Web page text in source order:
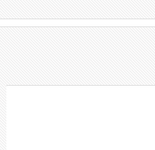
構造化トレー
上げおよび
設備整備お
加組織は、
選定された
安全性を追跡
増加してい
る電力網に
事業者の負
系統連系を
や穀物倉庫に
リューショ
したAvia 2は
狭視野の
ケーブル、